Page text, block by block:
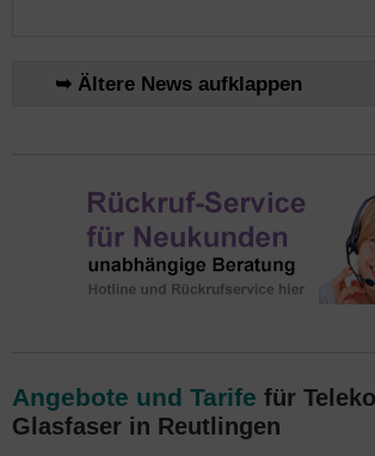
➥ Ältere News aufklappen
Angebote und Tarife für
Glasfaser in Reutlingen